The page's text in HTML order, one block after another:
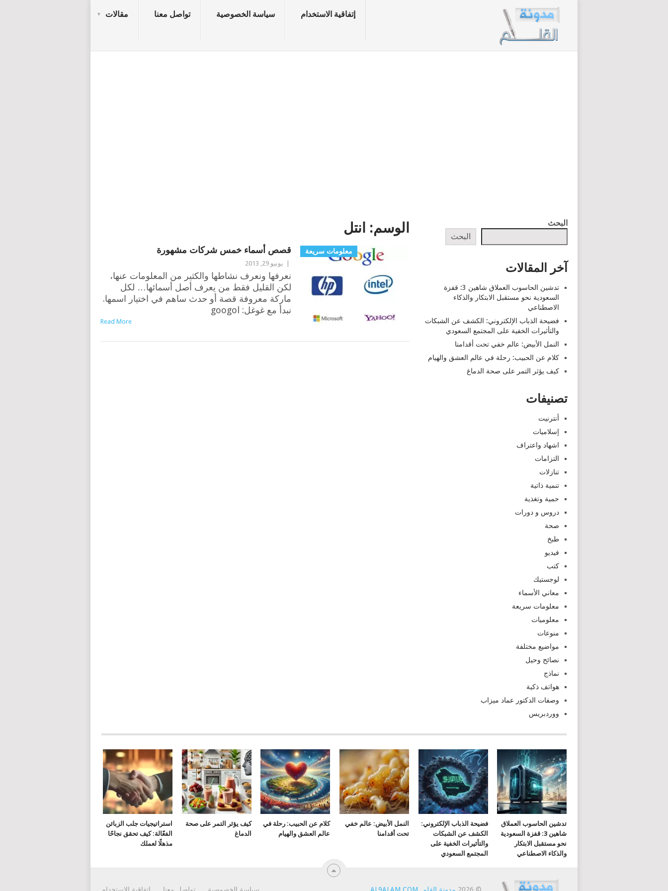
إتفاقية الاستخدام سياسة الخصوصية تواصل معنا مقالات
الوسم: انتل
معلومات سريعة قصص أسماء خمس شركات مشهورة
يونيو 29, 2013
نعرفها ونعرف نشاطها والكثير من المعلومات عنها،
لكن القليل فقط من يعرف أصل أسمائها… لكل
ماركة معروفة قصة أو حدث ساهم في اختيار اسمها.
نبدأ مع غوغل: googol
Read More
البحث
البحث
آخر المقالات
تدشين الحاسوب العملاق شاهين 3: قفزة
السعودية نحو مستقبل الابتكار والذكاء
الاصطناعي
فضيحة الذباب الإلكتروني: الكشف عن الشبكات
والتأثيرات الخفية على المجتمع السعودي
النمل الأبيض: عالم خفي تحت أقدامنا
كلام عن الحبيب: رحلة في عالم العشق والهيام
كيف يؤثر التمر على صحة الدماغ
تصنيفات
أنترنيت
إسلاميات
اشهاد واعتراف
التزامات
تنازلات
تنمية ذاتية
حمية وتغذية
دروس و دورات
صحة
طبخ
فيديو
كتب
لوجستيك
معاني الأسماء
معلومات سريعة
معلوميات
منوعات
مواضيع مختلفة
نصائح وحيل
نماذج
هواتف ذكية
وصفات الدكتور عماد ميزاب
ووردبريس
تدشين الحاسوب العملاق
شاهين 3: قفزة السعودية
نحو مستقبل الابتكار
والذكاء الاصطناعي
فضيحة الذباب الإلكتروني:
الكشف عن الشبكات
والتأثيرات الخفية على
المجتمع السعودي
النمل الأبيض: عالم خفي
تحت أقدامنا
كلام عن الحبيب: رحلة في
عالم العشق والهيام
كيف يؤثر التمر على صحة
الدماغ
استراتيجيات جلب الزبائن
الفعّالة: كيف تحقق نجاحًا
مذهلًا لعملك